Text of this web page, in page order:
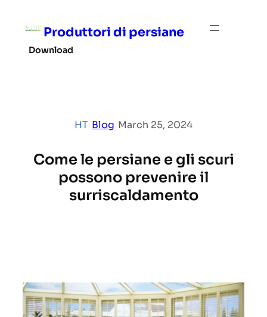
Produttori di persiane
Download
HT Blog March 25, 2024
Come le persiane e gli scuri
possono prevenire il
surriscaldamento